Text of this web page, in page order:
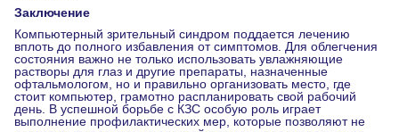
Заключение
Компьютерный зрительный синдром поддается лечению
вплоть до полного избавления от симптомов. Для облегчения
состояния важно не только использовать увлажняющие
растворы для глаз и другие препараты, назначенные
офтальмологом, но и правильно организовать место, где
стоит компьютер, грамотно распланировать свой рабочий
день. В успешной борьбе с КЗС особую роль играет
выполнение профилактических мер, которые позволяют не